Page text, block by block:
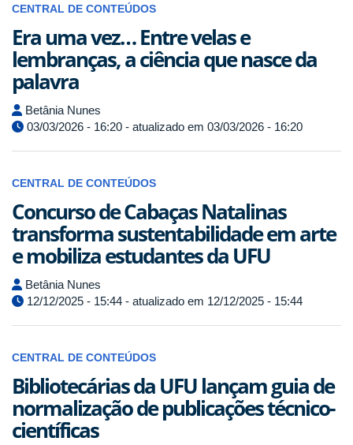
CENTRAL DE CONTEÚDOS
Era uma vez… Entre velas e
lembranças, a ciência que nasce da
palavra
Betânia Nunes
03/03/2026 - 16:20 - atualizado em 03/03/2026 - 16:20
CENTRAL DE CONTEÚDOS
Concurso de Cabaças Natalinas
transforma sustentabilidade em arte
e mobiliza estudantes da UFU
Betânia Nunes
12/12/2025 - 15:44 - atualizado em 12/12/2025 - 15:44
CENTRAL DE CONTEÚDOS
Bibliotecárias da UFU lançam guia de
normalização de publicações técnico-
científicas